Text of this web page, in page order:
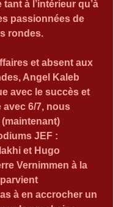
à l’intérieur qu’à
passionnées de
rondes.
et absent aux
Angel Kaleb
avec le succès et
avec 6/7, nous
JEF :
et Hugo
Vernimmen à la
à en accrocher un